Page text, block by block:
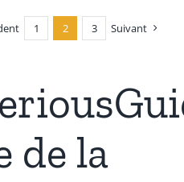
1 2 3 Suivant
de la